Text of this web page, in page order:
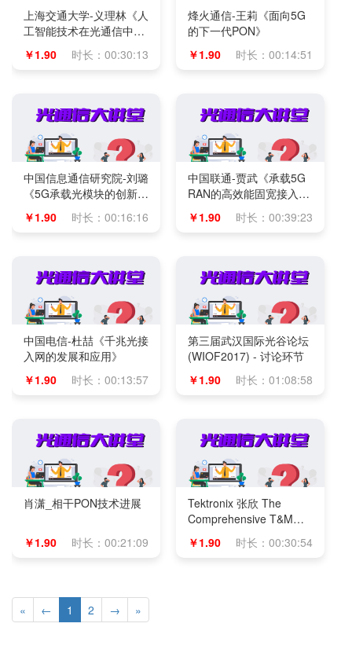
上海交通大学-义理林《人
工智能技术在光通信中的
应用》
￥1.90 时长：00:30:13
烽火通信-王莉《面向5G
的下一代PON》
￥1.90
时长：00:14:51
中国信息通信研究院-刘璐
《5G承载光模块的创新与
应用》
￥1.90 时长：00:16:16
中国联通-贾武《承载5G
RAN的高效能固宽接入
网》
￥1.90 时长：00:39:23
中国电信-杜喆《千兆光接
入网的发展和应用》
￥1.90
时长：00:13:57
第三届武汉国际光谷论坛
(WIOF2017) - 讨论环节
￥1.90
时长：01:08:58
肖潇_相干PON技术进展
￥1.90 时长：00:21:09
Tektronix 张欣 The
Comprehensive T&M
Solution for 400G Era
￥1.90 时长：00:30:54
« ← 1 2 → »